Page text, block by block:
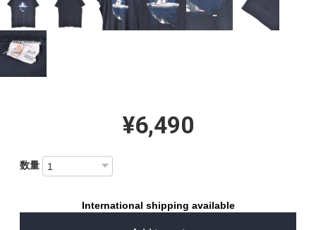
¥6,490
数量
International shipping available